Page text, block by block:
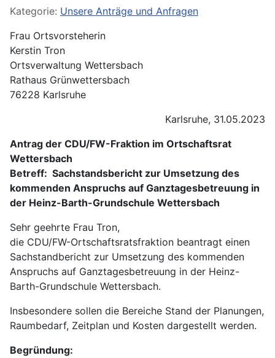
Details
Kategorie: Unsere Anträge und Anfragen
Frau Ortsvorsteherin
Kerstin Tron
Ortsverwaltung Wettersbach
Rathaus Grünwettersbach
76228 Karlsruhe
Karlsruhe, 31.05.2023
Antrag der CDU/FW-Fraktion im Ortschaftsrat
Wettersbach
Betreff: Sachstandsbericht zur Umsetzung des
kommenden Anspruchs auf Ganztagesbetreuung in
der Heinz-Barth-Grundschule Wettersbach
Sehr geehrte Frau Tron,
die CDU/FW-Ortschaftsratsfraktion beantragt einen
Sachstandbericht zur Umsetzung des kommenden
Anspruchs auf Ganztagesbetreuung in der Heinz-
Barth-Grundschule Wettersbach.
Insbesondere sollen die Bereiche Stand der Planungen,
Raumbedarf, Zeitplan und Kosten dargestellt werden.
Begründung: